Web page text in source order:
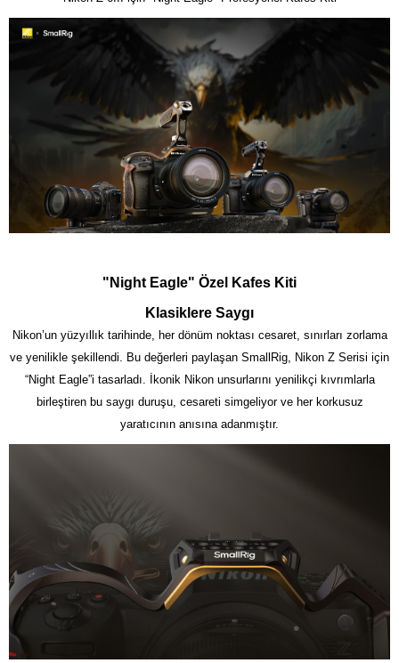
"Night Eagle" Özel Kafes Kiti
Klasiklere Saygı
Nikon’un yüzyıllık tarihinde, her dönüm noktası cesaret, sınırları zorlama
ve yenilikle şekillendi. Bu değerleri paylaşan SmallRig, Nikon Z Serisi için
“Night Eagle”i tasarladı. İkonik Nikon unsurlarını yenilikçi kıvrımlarla
birleştiren bu saygı duruşu, cesareti simgeliyor ve her korkusuz
yaratıcının anısına adanmıştır.